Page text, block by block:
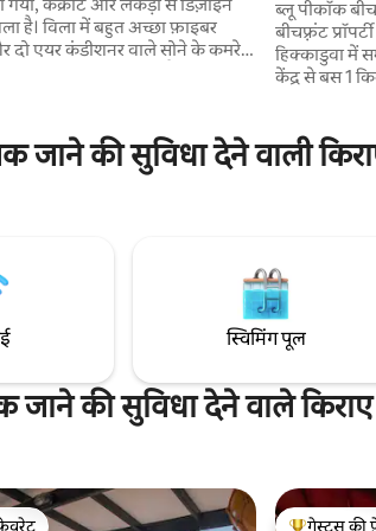
है। विला में बहुत अच्छा फ़ाइबर
दो एयर कंडीशनर वाले सोने के कमरे
छोटा-सा बगीचा है, जहाँ आप छाया
हैं और हिंद महासागर का नज़ारा
ब्लू पीकॉक
बीचफ़्रंट
हिक्काडुवा में
केंद्र से बस 1 किमी दक्षिण
आधार है जो
देखने या
जाने की सुविधा देने वाली
स्विमिंग पूल
जाने की सुविधा देने वाले
गेस्ट्स की